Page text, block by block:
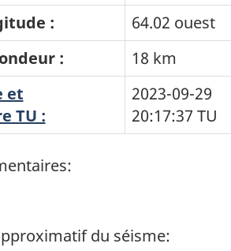
:
64.02 ouest
:
18 km
et
TU :
2023-09-29
20:17:37 TU
du séisme: